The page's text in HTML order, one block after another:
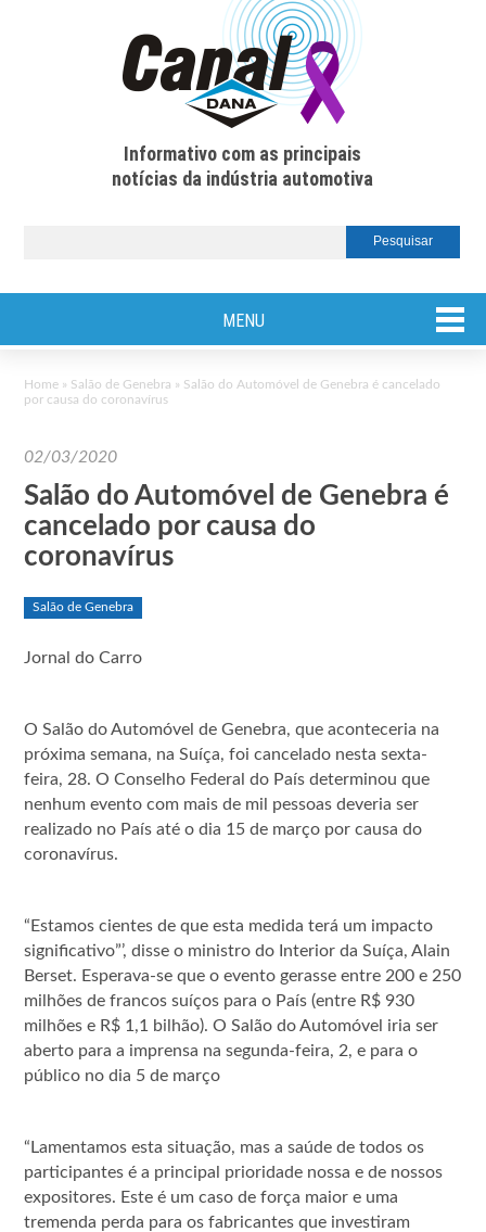
Informativo com as principais
notícias da indústria automotiva
MENU
Home » Salão de Genebra » Salão do Automóvel de Genebra é cancelado
por causa do coronavírus
02/03/2020
Salão do Automóvel de Genebra é
cancelado por causa do
coronavírus
Salão de Genebra
Jornal do Carro
O Salão do Automóvel de Genebra, que aconteceria na
próxima semana, na Suíça, foi cancelado nesta sexta-
feira, 28. O Conselho Federal do País determinou que
nenhum evento com mais de mil pessoas deveria ser
realizado no País até o dia 15 de março por causa do
coronavírus.
“Estamos cientes de que esta medida terá um impacto
significativo”’, disse o ministro do Interior da Suíça, Alain
Berset. Esperava-se que o evento gerasse entre 200 e 250
milhões de francos suíços para o País (entre R$ 930
milhões e R$ 1,1 bilhão). O Salão do Automóvel iria ser
aberto para a imprensa na segunda-feira, 2, e para o
público no dia 5 de março
“Lamentamos esta situação, mas a saúde de todos os
participantes é a principal prioridade nossa e de nossos
expositores. Este é um caso de força maior e uma
tremenda perda para os fabricantes que investiram